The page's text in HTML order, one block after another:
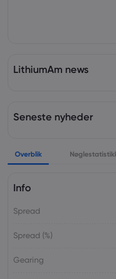
LithiumAm news
Seneste nyheder
Overblik
Info
Spread
Spread (%)
Gearing